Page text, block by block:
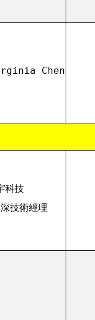
Chen
科技
技術經理